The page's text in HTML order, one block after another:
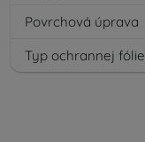
Povrchová úprava
Typ ochrannej fólie